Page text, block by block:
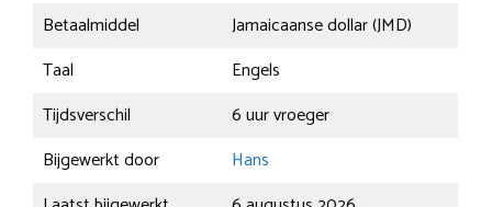
Betaalmiddel
Jamaicaanse dollar (JMD)
Taal
Engels
Tijdsverschil
6 uur vroeger
Bijgewerkt door
Hans